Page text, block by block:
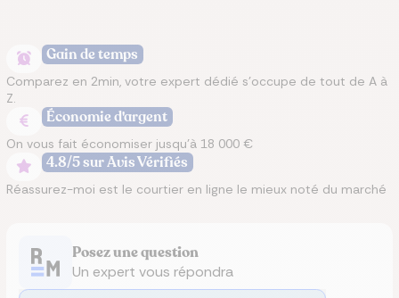
Gain de temps
Comparez en 2min, votre expert dédié s’occupe de tout de A à
Z.
Économie d'argent
On vous fait économiser jusqu’à 18 000 €
4.8/5 sur Avis Vérifiés
Réassurez-moi est le courtier en ligne le mieux noté du marché
Posez une question
Un expert vous répondra